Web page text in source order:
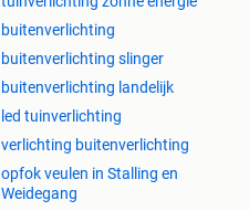
buitenverlichting
buitenverlichting slinger
buitenverlichting landelijk
led tuinverlichting
verlichting buitenverlichting
opfok veulen in Stalling en
Weidegang